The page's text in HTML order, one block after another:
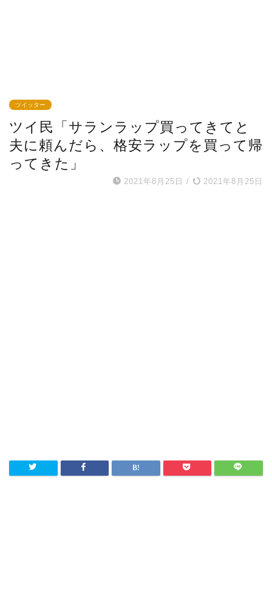
ツイッター
ツイ民「サランラップ買ってきてと
夫に頼んだら、格安ラップを買って帰
ってきた」
2021年8月25日 / 2021年8月25日